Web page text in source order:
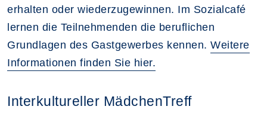
erhalten oder wiederzugewinnen. Im Sozialcafé
lernen die Teilnehmenden die beruflichen
Grundlagen des Gastgewerbes kennen. Weitere
Informationen finden Sie hier.
Interkultureller MädchenTreff